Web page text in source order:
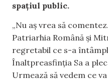
spațiul public.
„Nu aș vrea să
Patriarhia Română și
regretabil ce s-a
Înaltpreasfinția Sa a
Urmează să vedem ce